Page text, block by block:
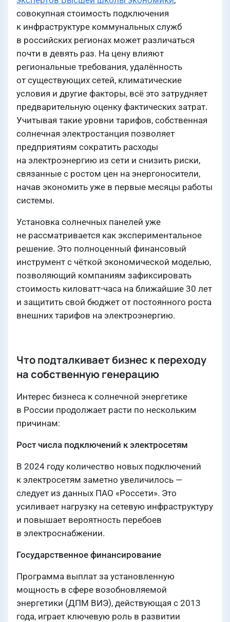
совокупная стоимость подключения
к инфраструктуре коммунальных служб
в российских регионах может различаться
почти в девять раз. На цену влияют
региональные требования, удалённость
от существующих сетей, климатические
условия и другие факторы, всё это затрудняет
предварительную оценку фактических затрат.
Учитывая такие уровни тарифов, собственная
солнечная электростанция позволяет
предприятиям сократить расходы
на электроэнергию из сети и снизить риски,
связанные с ростом цен на энергоносители,
начав экономить уже в первые месяцы работы
системы.
Установка солнечных панелей уже
не рассматривается как экспериментальное
решение. Это полноценный финансовый
инструмент с чёткой экономической моделью,
позволяющий компаниям зафиксировать
стоимость киловатт-часа на ближайшие 30 лет
и защитить свой бюджет от постоянного роста
внешних тарифов на электроэнергию.
Что подталкивает бизнес к переходу
на собственную генерацию
Интерес бизнеса к солнечной энергетике
в России продолжает расти по нескольким
причинам:
Рост числа подключений к электросетям
В 2024 году количество новых подключений
к электросетям заметно увеличилось —
следует из данных ПАО «Россети». Это
усиливает нагрузку на сетевую инфраструктуру
и повышает вероятность перебоев
в электроснабжении.
Государственное финансирование
Программа выплат за установленную
мощность в сфере возобновляемой
энергетики (ДПМ ВИЭ), действующая с 2013
года, играет ключевую роль в развитии